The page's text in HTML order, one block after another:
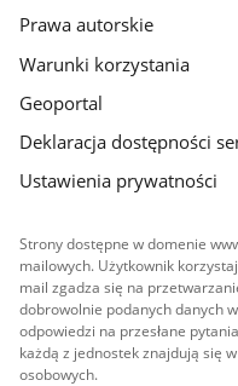
Prawa autorskie
Warunki korzystania
Geoportal
Deklaracja dostępności
Ustawienia prywatności
Strony dostępne w domenie
mailowych. Użytkownik
mail zgadza się na
dobrowolnie podanych danych
odpowiedzi na przesłane
każdą z jednostek znajdują się
osobowych.